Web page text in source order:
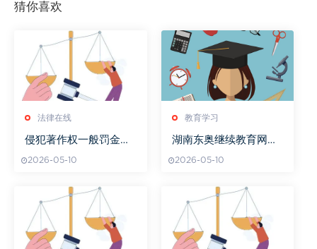
猜你喜欢
法律在线
侵犯著作权一般罚金多
2026-05-10
教育学习
湖南东奥继续教育网官
2026-05-10